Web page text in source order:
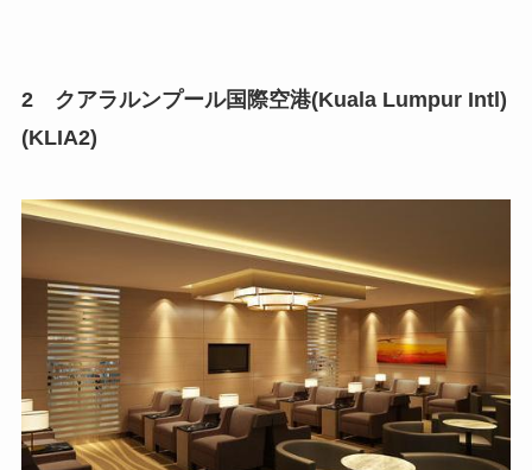
2 クアラルンプール国際空港(Kuala Lumpur Intl)
(KLIA2)